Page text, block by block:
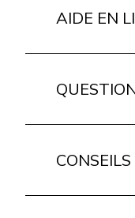
AIDE EN